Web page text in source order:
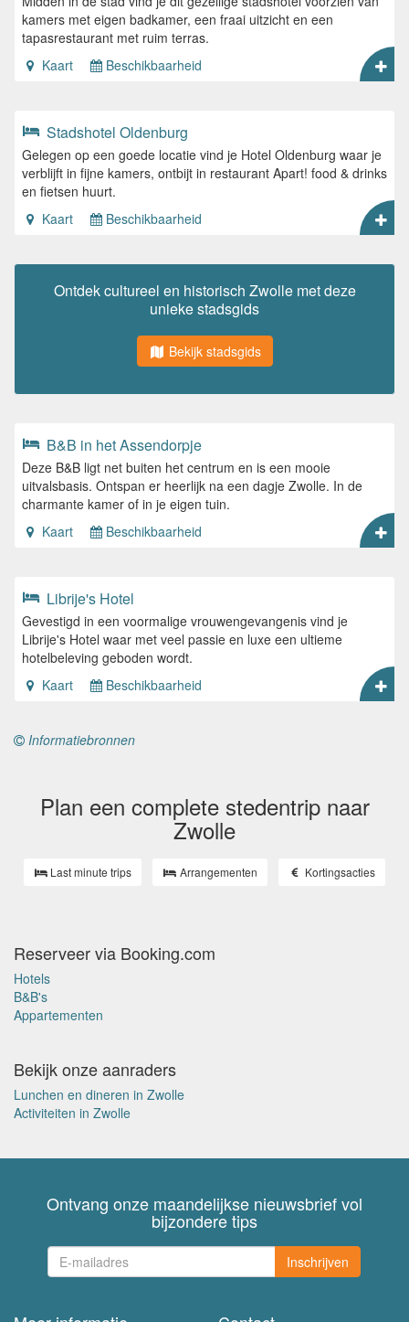
kamers met eigen badkamer, een fraai uitzicht en een
tapasrestaurant met ruim terras.
Kaart
Beschikbaarheid
Stadshotel Oldenburg
Gelegen op een goede locatie vind je Hotel Oldenburg waar je
verblijft in fijne kamers, ontbijt in restaurant Apart! food & drinks
en fietsen huurt.
Kaart
Beschikbaarheid
Ontdek cultureel en historisch Zwolle met deze
unieke stadsgids
Bekijk stadsgids
B&B in het Assendorpje
Deze B&B ligt net buiten het centrum en is een mooie
uitvalsbasis. Ontspan er heerlijk na een dagje Zwolle. In de
charmante kamer of in je eigen tuin.
Kaart
Beschikbaarheid
Librije's Hotel
Gevestigd in een voormalige vrouwengevangenis vind je
Librije's Hotel waar met veel passie en luxe een ultieme
hotelbeleving geboden wordt.
Kaart
Beschikbaarheid
Informatiebronnen
Plan een complete stedentrip naar
Zwolle
Last minute trips Arrangementen Kortingsacties
Reserveer via Booking.com
Hotels
B&B's
Appartementen
Bekijk onze aanraders
Lunchen en dineren in Zwolle
Activiteiten in Zwolle
Ontvang onze maandelijkse nieuwsbrief vol
bijzondere tips
Inschrijven